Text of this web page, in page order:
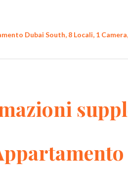
Dubai South, 8 Locali, 1 Camera,